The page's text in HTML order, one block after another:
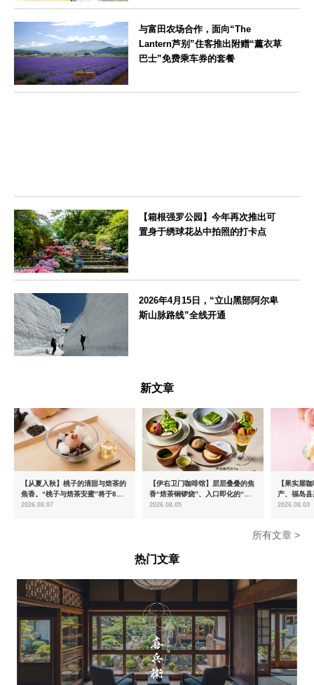
与富田农场合作，面向“The
Lantern芦别”住客推出附赠“薰衣草
巴士”免费乘车券的套餐
【箱根强罗公园】今年再次推出可
置身于绣球花丛中拍照的打卡点
2026年4月15日，“立山黑部阿尔卑
斯山脉路线”全线开通
新文章
【从夏入秋】桃子的清甜与焙茶的
焦香。“桃子与焙茶安蜜”将于8月
中旬起限时发售
2026.08.07
【伊右卫门咖啡馆】层层叠叠的焦
香“焙茶铜锣烧”、入口即化的“宇
治抹茶提拉米苏”全新登场
2026.08.05
【果实屋
产、福岛
2026.08.03
所有文章 >
热门文章